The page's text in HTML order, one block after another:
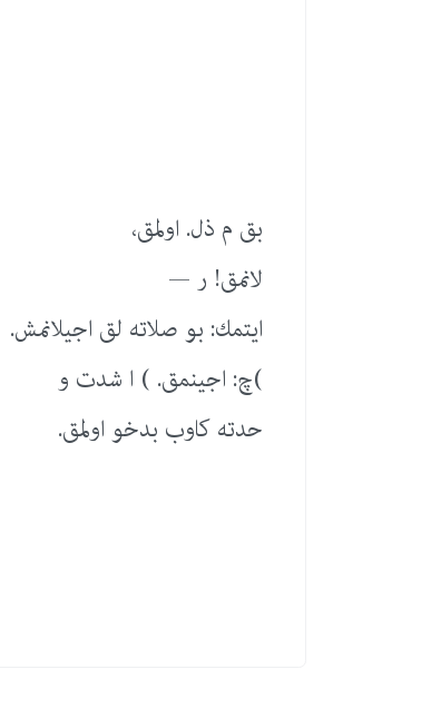
بق م ذل. اولمق،
لانمق! ر —
ایتمك: بو صلاته لق اجیلانمش.
)چ: اجینمق. ) ا شدت و
حدته كاوب بدخو اولمق.